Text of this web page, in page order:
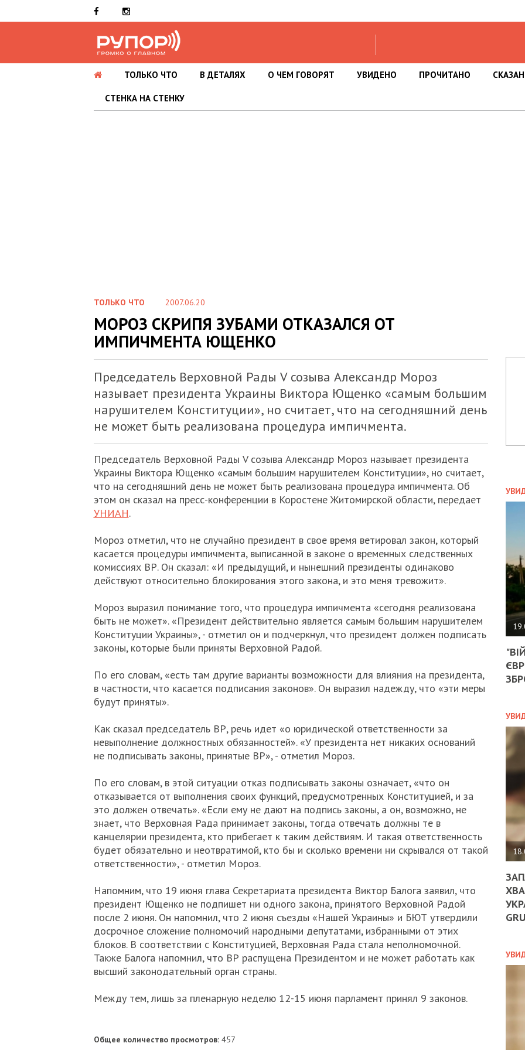
ТОЛЬКО ЧТО В ДЕТАЛЯХ О ЧЕМ ГОВОРЯТ УВИДЕНО ПРОЧИТАНО
СТЕНКА НА СТЕНКУ
ТОЛЬКО ЧТО 2007.06.20
МОРОЗ СКРИПЯ ЗУБАМИ ОТКАЗАЛСЯ ОТ
ИМПИЧМЕНТА ЮЩЕНКО
Председатель Верховной Рады V созыва Александр Мороз
называет президента Украины Виктора Ющенко «самым большим
нарушителем Конституции», но считает, что на сегодняшний день
не может быть реализована процедура импичмента.
Председатель Верховной Рады V созыва Александр Мороз называет президента
Украины Виктора Ющенко «самым большим нарушителем Конституции», но считает,
что на сегодняшний день не может быть реализована процедура импичмента. Об
этом он сказал на пресс-конференции в Коростене Житомирской области, передает
УНИАН.
Мороз отметил, что не случайно президент в свое время ветировал закон, который
касается процедуры импичмента, выписанной в законе о временных следственных
комиссиях ВР. Он сказал: «И предыдущий, и нынешний президенты одинаково
действуют относительно блокирования этого закона, и это меня тревожит».
Мороз выразил понимание того, что процедура импичмента «сегодня реализована
быть не может». «Президент действительно является самым большим нарушителем
Конституции Украины», - отметил он и подчеркнул, что президент должен подписать
законы, которые были приняты Верховной Радой.
По его словам, «есть там другие варианты возможности для влияния на президента,
в частности, что касается подписания законов». Он выразил надежду, что «эти меры
будут приняты».
Как сказал председатель ВР, речь идет «о юридической ответственности за
невыполнение должностных обязанностей». «У президента нет никаких оснований
не подписывать законы, принятые ВР», - отметил Мороз.
По его словам, в этой ситуации отказ подписывать законы означает, «что он
отказывается от выполнения своих функций, предусмотренных Конституцией, и за
это должен отвечать». «Если ему не дают на подпись законы, а он, возможно, не
знает, что Верховная Рада принимает законы, тогда отвечать должны те в
канцелярии президента, кто прибегает к таким действиям. И такая ответственность
будет обязательно и неотвратимой, кто бы и сколько времени ни скрывался от такой
ответственности», - отметил Мороз.
Напомним, что 19 июня глава Секретариата президента Виктор Балога заявил, что
президент Ющенко не подпишет ни одного закона, принятого Верховной Радой
после 2 июня. Он напомнил, что 2 июня съезды «Нашей Украины» и БЮТ утвердили
досрочное сложение полномочий народными депутатами, избранными от этих
блоков. В соответствии с Конституцией, Верховная Рада стала неполномочной.
Также Балога напомнил, что ВР распущена Президентом и не может работать как
высший законодательный орган страны.
Между тем, лишь за пленарную неделю 12-15 июня парламент принял 9 законов.
Общее количество просмотров:457
НА
ДО
ЄС
-